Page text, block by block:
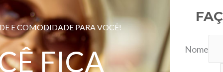
E COMODIDADE PARA VOCÊ!
FICA
Nome